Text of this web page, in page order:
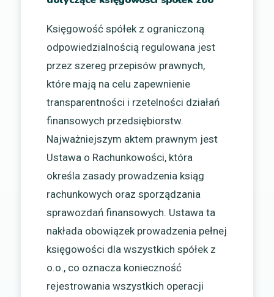
Księgowość spółek z ograniczoną
odpowiedzialnością regulowana jest
przez szereg przepisów prawnych,
które mają na celu zapewnienie
transparentności i rzetelności działań
finansowych przedsiębiorstw.
Najważniejszym aktem prawnym jest
Ustawa o Rachunkowości, która
określa zasady prowadzenia ksiąg
rachunkowych oraz sporządzania
sprawozdań finansowych. Ustawa ta
nakłada obowiązek prowadzenia pełnej
księgowości dla wszystkich spółek z
o.o., co oznacza konieczność
rejestrowania wszystkich operacji